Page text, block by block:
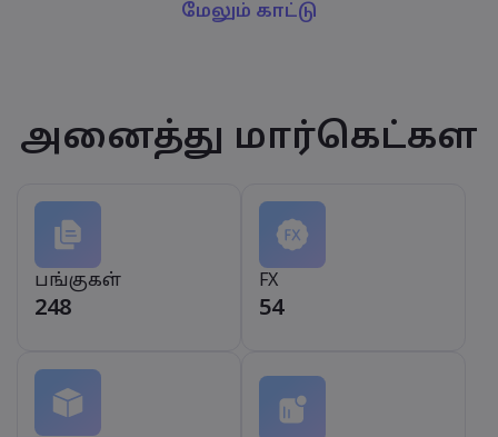
மேலும் காட்டு
அனைத்து மார்கெட்கள
பங்குகள்
248
FX
54